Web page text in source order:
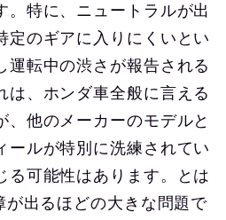
。特に、ニュートラルが出
定のギアに入りにくいとい
運転中の渋さが報告される
は、ホンダ車全般に言える
、他のメーカーのモデルと
ールが特別に洗練されてい
る可能性はあります。とは
出るほどの大きな問題で